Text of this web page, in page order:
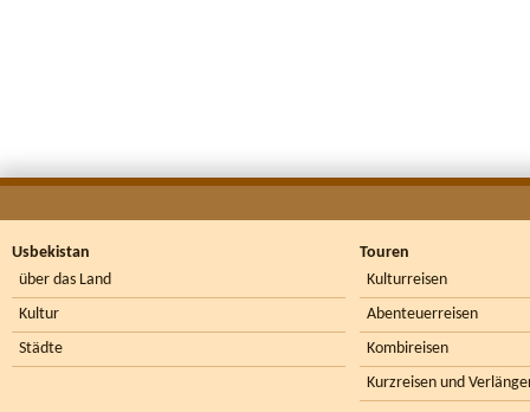
Usbekistan
über das Land
Kultur
Städte
Touren
Kulturreisen
Abenteuerreisen
Kombireisen
Kurzreisen und